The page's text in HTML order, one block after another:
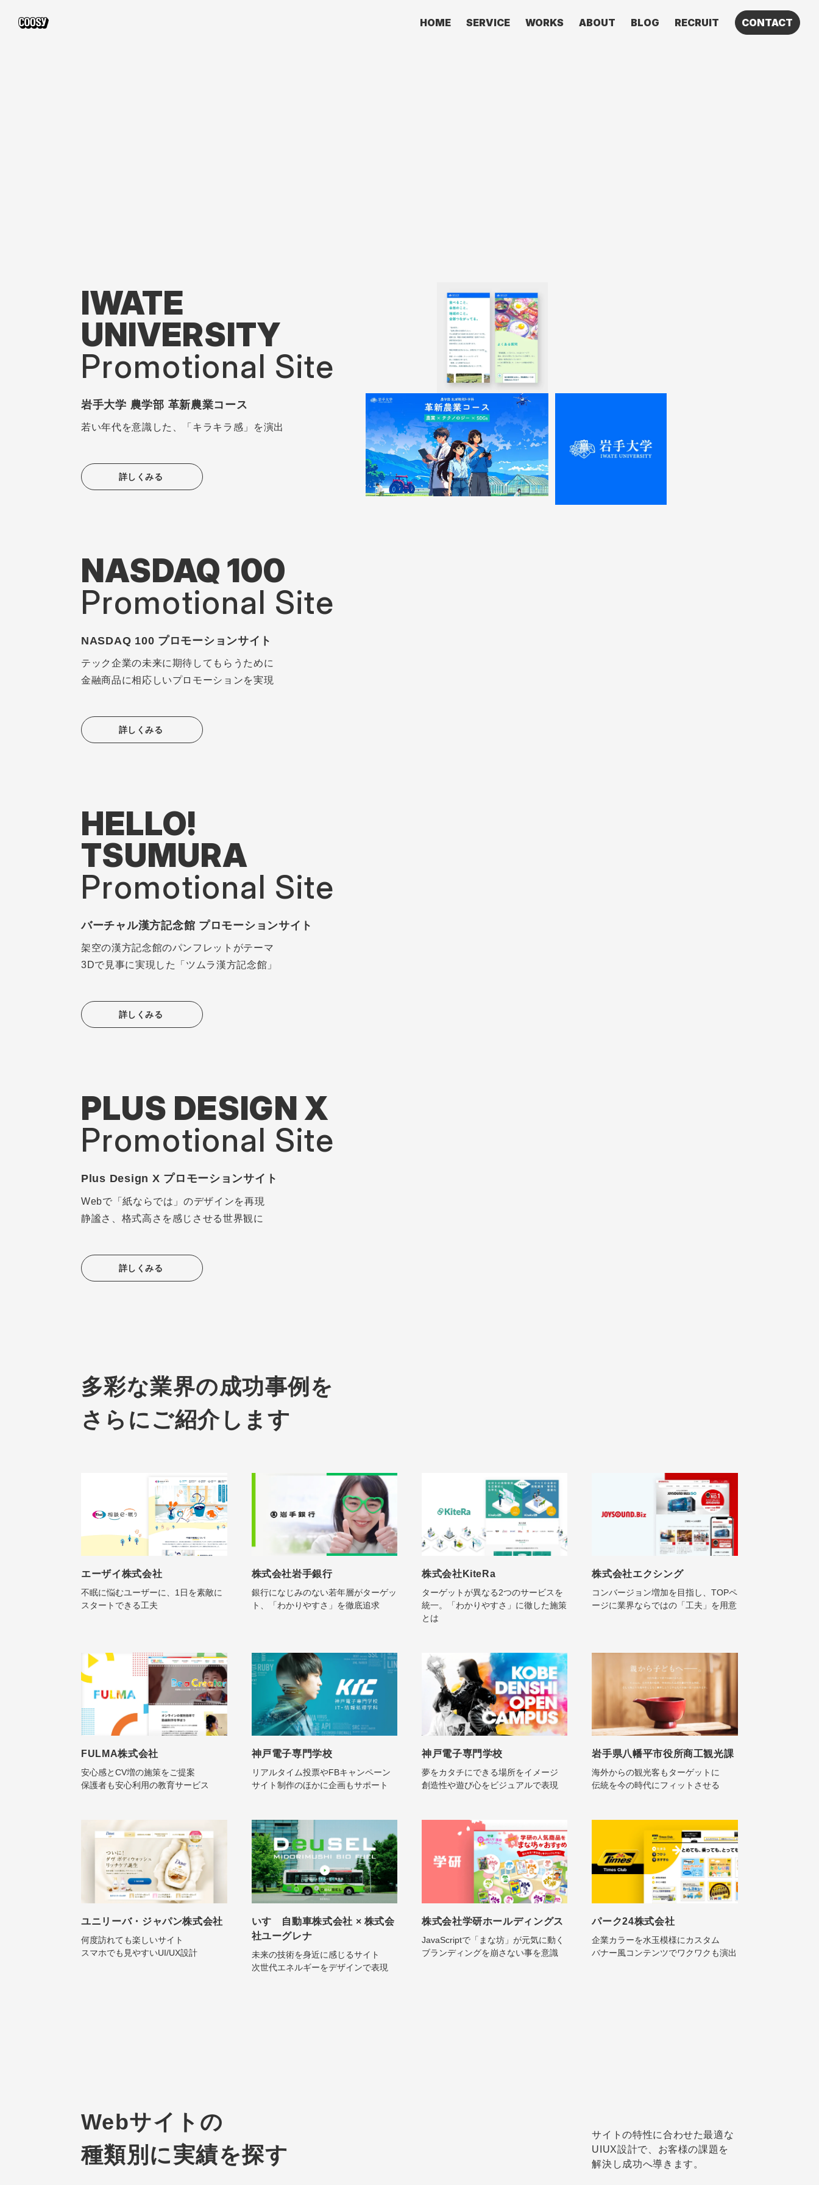
HOME SERVICE WORKS ABOUT BLOG RECRUIT CONTACT
IWATE
UNIVERSITY
Promotional Site
岩手大学 農学部 革新農業コース
若い年代を意識した、「キラキラ感」を演出
詳しくみる
NASDAQ 100
Promotional Site
NASDAQ 100 プロモーションサイト
テック企業の未来に期待してもらうために
金融商品に相応しいプロモーションを実現
詳しくみる
HELLO!
TSUMURA
Promotional Site
バーチャル漢方記念館 プロモーションサイト
架空の漢方記念館のパンフレットがテーマ
3Dで見事に実現した「ツムラ漢方記念館」
詳しくみる
PLUS DESIGN X
Promotional Site
Plus Design X プロモーションサイト
Webで「紙ならでは」のデザインを再現
静謐さ、格式高さを感じさせる世界観に
詳しくみる
多彩な業界の成功事例を
さらにご紹介します
エーザイ株式会社
不眠に悩むユーザーに、1日を素敵に
スタートできる工夫
株式会社岩手銀行
銀行になじみのない若年層がターゲッ
ト、「わかりやすさ」を徹底追求
株式会社KiteRa
ターゲットが異なる2つのサービスを
統一。「わかりやすさ」に徹した施策
とは
株式会社エクシング
コンバージョン増加を目指し、TOPペ
ージに業界ならではの「工夫」を用意
FULMA株式会社
安心感とCV増の施策をご提案
保護者も安心利用の教育サービス
神戸電子専門学校
リアルタイム投票やFBキャンペーン
サイト制作のほかに企画もサポート
神戸電子専門学校
夢をカタチにできる場所をイメージ
創造性や遊び心をビジュアルで表現
岩手県八幡平市役所商工観光課
海外からの観光客もターゲットに
伝統を今の時代にフィットさせる
ユニリーバ・ジャパン株式会社
何度訪れても楽しいサイト
スマホでも見やすいUI/UX設計
いすゞ自動車株式会社 × 株式会
社ユーグレナ
未来の技術を身近に感じるサイト
次世代エネルギーをデザインで表現
株式会社学研ホールディングス
JavaScriptで「まな坊」が元気に動く
ブランディングを崩さない事を意識
パーク24株式会社
企業カラーを水玉模様にカスタム
バナー風コンテンツでワクワクも演出
Webサイトの
種類別に実績を探す
サイトの特性に合わせた最適な
UIUX設計で、お客様の課題を
解決し成功へ導きます。